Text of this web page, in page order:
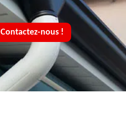
Contactez-nous !